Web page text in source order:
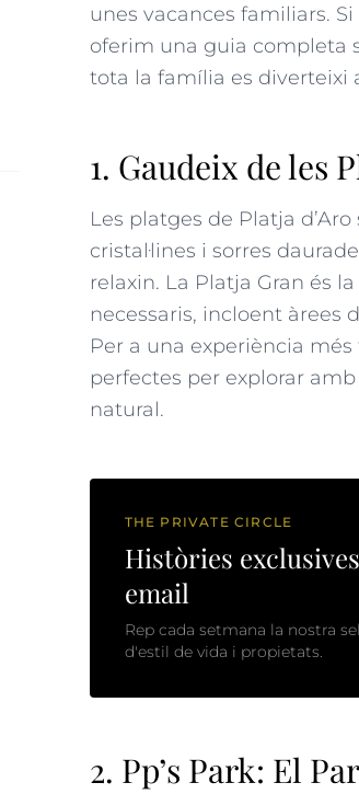
unes vacances familiars.
oferim una guia completa
tota la família es diverteixi
1. Gaudeix de les
Les platges de Platja
cristal·lines i sorres
relaxin. La Platja Gran és
necessaris, incloent àrees
Per a una experiència més
perfectes per explorar
natural.
THE PRIVATE CIRCLE
Històries
email
Rep cada setmana la nostra
d'estil de vida i propietats.
2. Pp’s Park: El